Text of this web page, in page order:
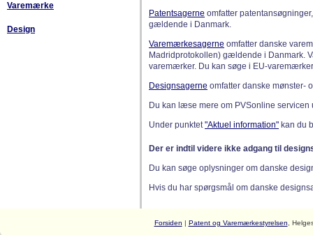
Varemærke
Design
Patentsagerne omfatter
gældende i Danmark.
Varemærkesagerne omfatter danske
Madridprotokollen) gældende i Danmark.
varemærker. Du kan søge i EU-
Designsagerne omfatter danske mønster-
Du kan læse mere om PVSonline
Under punktet"Aktuel information" kan du
Der er indtil videre ikke adgang til
Du kan søge oplysninger om danske
Hvis du har spørgsmål om danske
Forsiden | Patent og Varemærkestyrelsen ,